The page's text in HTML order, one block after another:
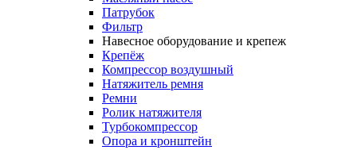
Патрубок
Фильтр
Навесное оборудование и крепеж
Крепёж
Компрессор воздушный
Натяжитель ремня
Ремни
Ролик натяжителя
Турбокомпрессор
Опора и кронштейн